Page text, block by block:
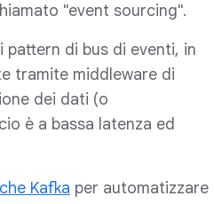
"event sourcing".
di bus di eventi, in
tramite middleware di
dei dati (o
è a bassa latenza ed
Kafka per automatizzare